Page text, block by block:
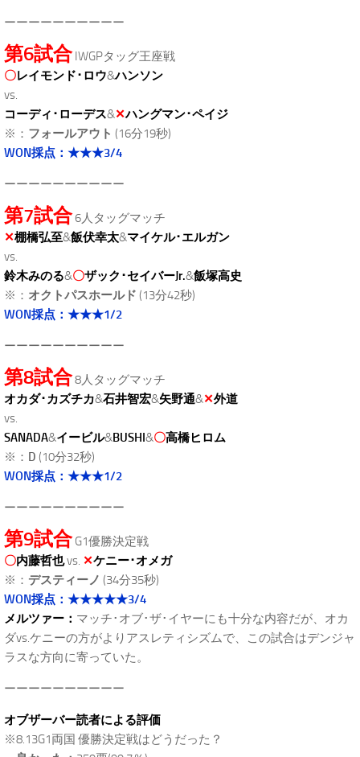
ーーーーーーーーーー
第6試合IWGPタッグ王座戦
〇レイモンド･ロウ&ハンソン
vs.
コーディ･ローデス&✕ハングマン･ペイジ
※： フォールアウト (16分19秒)
WON採点：★★★3/4
ーーーーーーーーーー
第7試合6人タッグマッチ
✕棚橋弘至&飯伏幸太&マイケル･エルガン
vs.
鈴木みのる&〇ザック･セイバーJr.&飯塚高史
※： オクトパスホールド (13分42秒)
WON採点：★★★1/2
ーーーーーーーーーー
第8試合8人タッグマッチ
オカダ･カズチカ&石井智宏&矢野通&✕外道
vs.
SANADA&イービル&BUSHI &〇高橋ヒロム
※： D (10分32秒)
WON採点：★★★1/2
ーーーーーーーーーー
第9試合G1優勝決定戦
〇内藤哲也vs. ✕ケニー･オメガ
※： デスティーノ (34分35秒)
WON採点：★★★★★3/4
メルツァー： マッチ･オブ･ザ･イヤーにも十分な内容だが、オカ
ダvs.ケニーの方がよりアスレティシズムで、この試合はデンジャ
ラスな方向に寄っていた。
ーーーーーーーーーー
オブザーバー読者による評価
※8.13G1両国 優勝決定戦はどうだった？